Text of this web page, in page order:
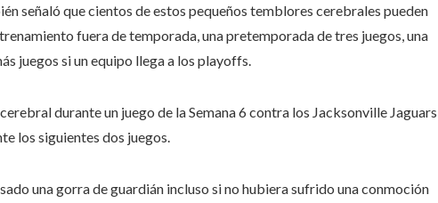
señaló que cientos de estos pequeños temblores cerebrales pueden
fuera de temporada, una pretemporada de tres juegos, una
juegos si un equipo llega a los playoffs.
durante un juego de la Semana 6 contra los Jacksonville Jaguars
los siguientes dos juegos.
una gorra de guardián incluso si no hubiera sufrido una conmoción